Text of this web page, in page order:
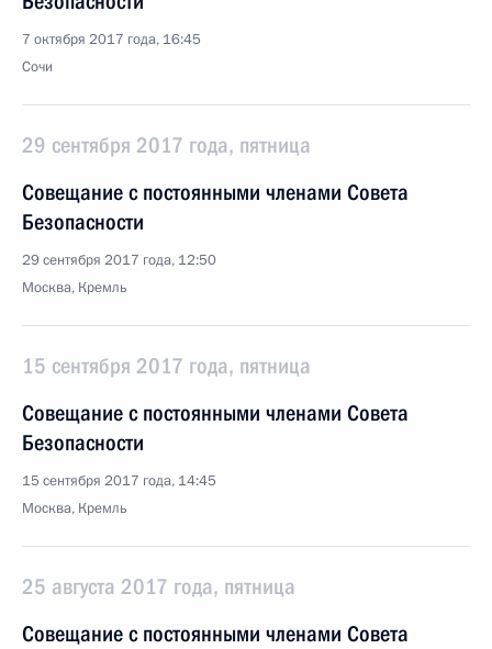
7 октября 2017 года, 16:45
Сочи
29 сентября 2017 года, пятница
Совещание с постоянными членами Совета
Безопасности
29 сентября 2017 года, 12:50
Москва, Кремль
15 сентября 2017 года, пятница
Совещание с постоянными членами Совета
Безопасности
15 сентября 2017 года, 14:45
Москва, Кремль
25 августа 2017 года, пятница
Совещание с постоянными членами Совета